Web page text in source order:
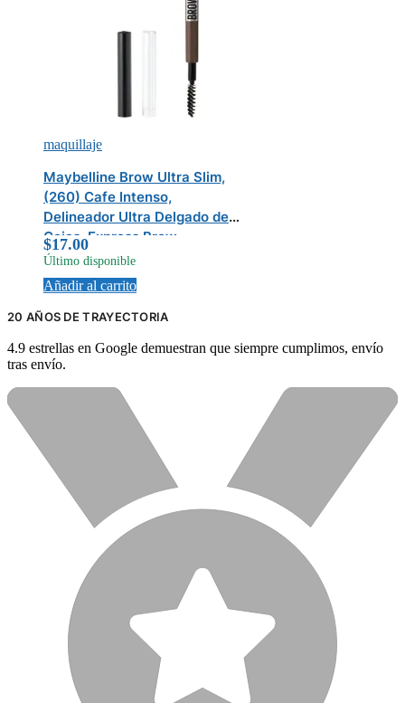
maquillaje
Maybelline Brow Ultra Slim,
(260) Cafe Intenso,
Delineador Ultra Delgado de
Cejas, Express Brow
$17.00
Último disponible
Añadir al carrito
20 AÑOS DE TRAYECTORIA
4.9 estrellas en Google demuestran que siempre cumplimos, envío
tras envío.